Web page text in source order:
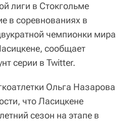
лиги в Стокгольме
в соревнованиях в
чемпионки мира
сообщает
серии в Twitter.
Ольга Назарова
что Ласицкене
сезон на этапе в